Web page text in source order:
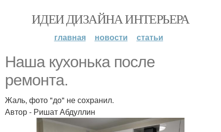
ИДЕИ ДИЗАЙНА ИНТЕРЬЕРА
главная новости статьи
Наша кухонька после
ремонта.
Жаль, фото "до" не сохранил.
Автор - Ришат Абдуллин